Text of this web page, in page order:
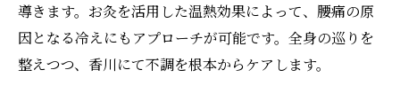
導きます。お灸を活用した温熱効果によって、腰痛の原
因となる冷えにもアプローチが可能です。全身の巡りを
整えつつ、香川にて不調を根本からケアします。